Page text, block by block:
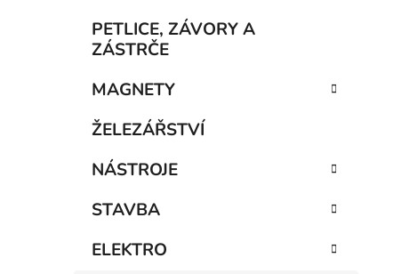
PETLICE, ZÁVORY A
ZÁSTRČE
MAGNETY
ŽELEZÁŘSTVÍ
NÁSTROJE
STAVBA
ELEKTRO